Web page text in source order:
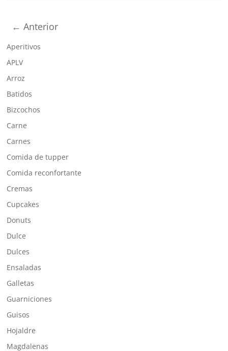
← Anterior
Aperitivos
APLV
Arroz
Batidos
Bizcochos
Carne
Carnes
Comida de tupper
Comida reconfortante
Cremas
Cupcakes
Donuts
Dulce
Dulces
Ensaladas
Galletas
Guarniciones
Guisos
Hojaldre
Magdalenas